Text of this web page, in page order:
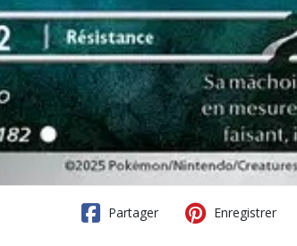
Partager Enregistrer